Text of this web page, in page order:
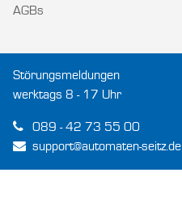
AGBs
Störungsmeldungen
werktags 8 - 17 Uhr
089 - 42 73 55 00
support@automaten-seitz.de